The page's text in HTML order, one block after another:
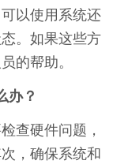
以使用系统还
。如果这些方
的帮助。
办？
查硬件问题，
，确保系统和